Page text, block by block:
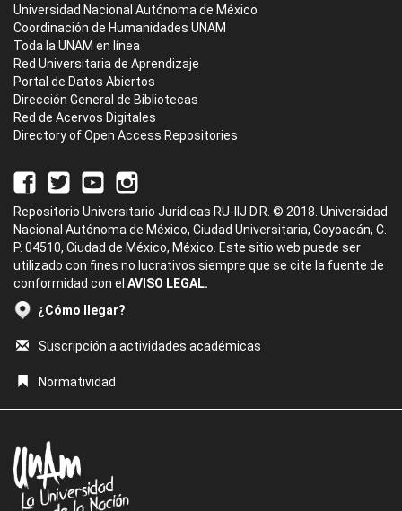
Universidad Nacional Autónoma de México
Coordinación de Humanidades UNAM
Toda la UNAM en línea
Red Universitaria de Aprendizaje
Portal de Datos Abiertos
Dirección General de Bibliotecas
Red de Acervos Digitales
Directory of Open Access Repositories
Repositorio Universitario Jurídicas RU-IIJ D.R. © 2018. Universidad
Nacional Autónoma de México, Ciudad Universitaria, Coyoacán, C.
P. 04510, Ciudad de México, México. Este sitio web puede ser
utilizado con fines no lucrativos siempre que se cite la fuente de
conformidad con el AVISO LEGAL.
¿Cómo llegar?
Suscripción a actividades académicas
Normatividad